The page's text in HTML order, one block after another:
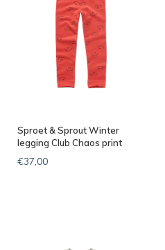
Sproet & Sprout Winter
legging Club Chaos print
€37,00